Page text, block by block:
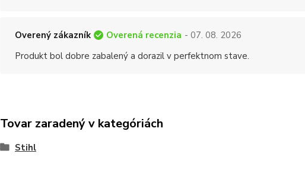
Overený zákazník Overená recenzia - 07. 08. 2026
Produkt bol dobre zabalený a dorazil v perfektnom stave.
Tovar zaradený v kategóriách
Stihl